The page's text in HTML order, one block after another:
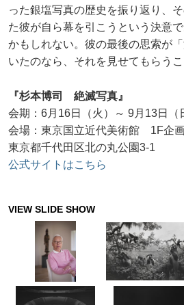
った銀塩写真の歴史を振り返り、
た彼が自ら幕を引こうという決意
かもしれない。彼の最後の思索が
いたのなら、それを見せてもらうこ
『杉本博司 絶滅写真』
会期：6月16日（火）～ 9月13日
会場：東京国立近代美術館 1F企
東京都千代田区北の丸公園3-1
公式サイトはこちら